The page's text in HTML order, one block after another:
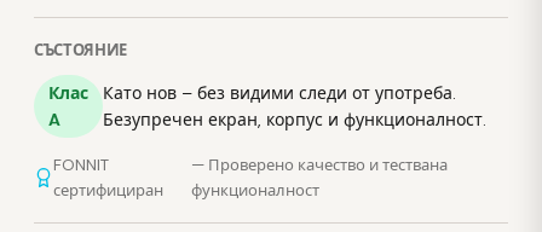
СЪСТОЯНИЕ
Клас
A
Като нов – без видими следи от употреба.
Безупречен екран, корпус и функционалност.
FONNIT
сертифициран
— Проверено качество и тествана
функционалност